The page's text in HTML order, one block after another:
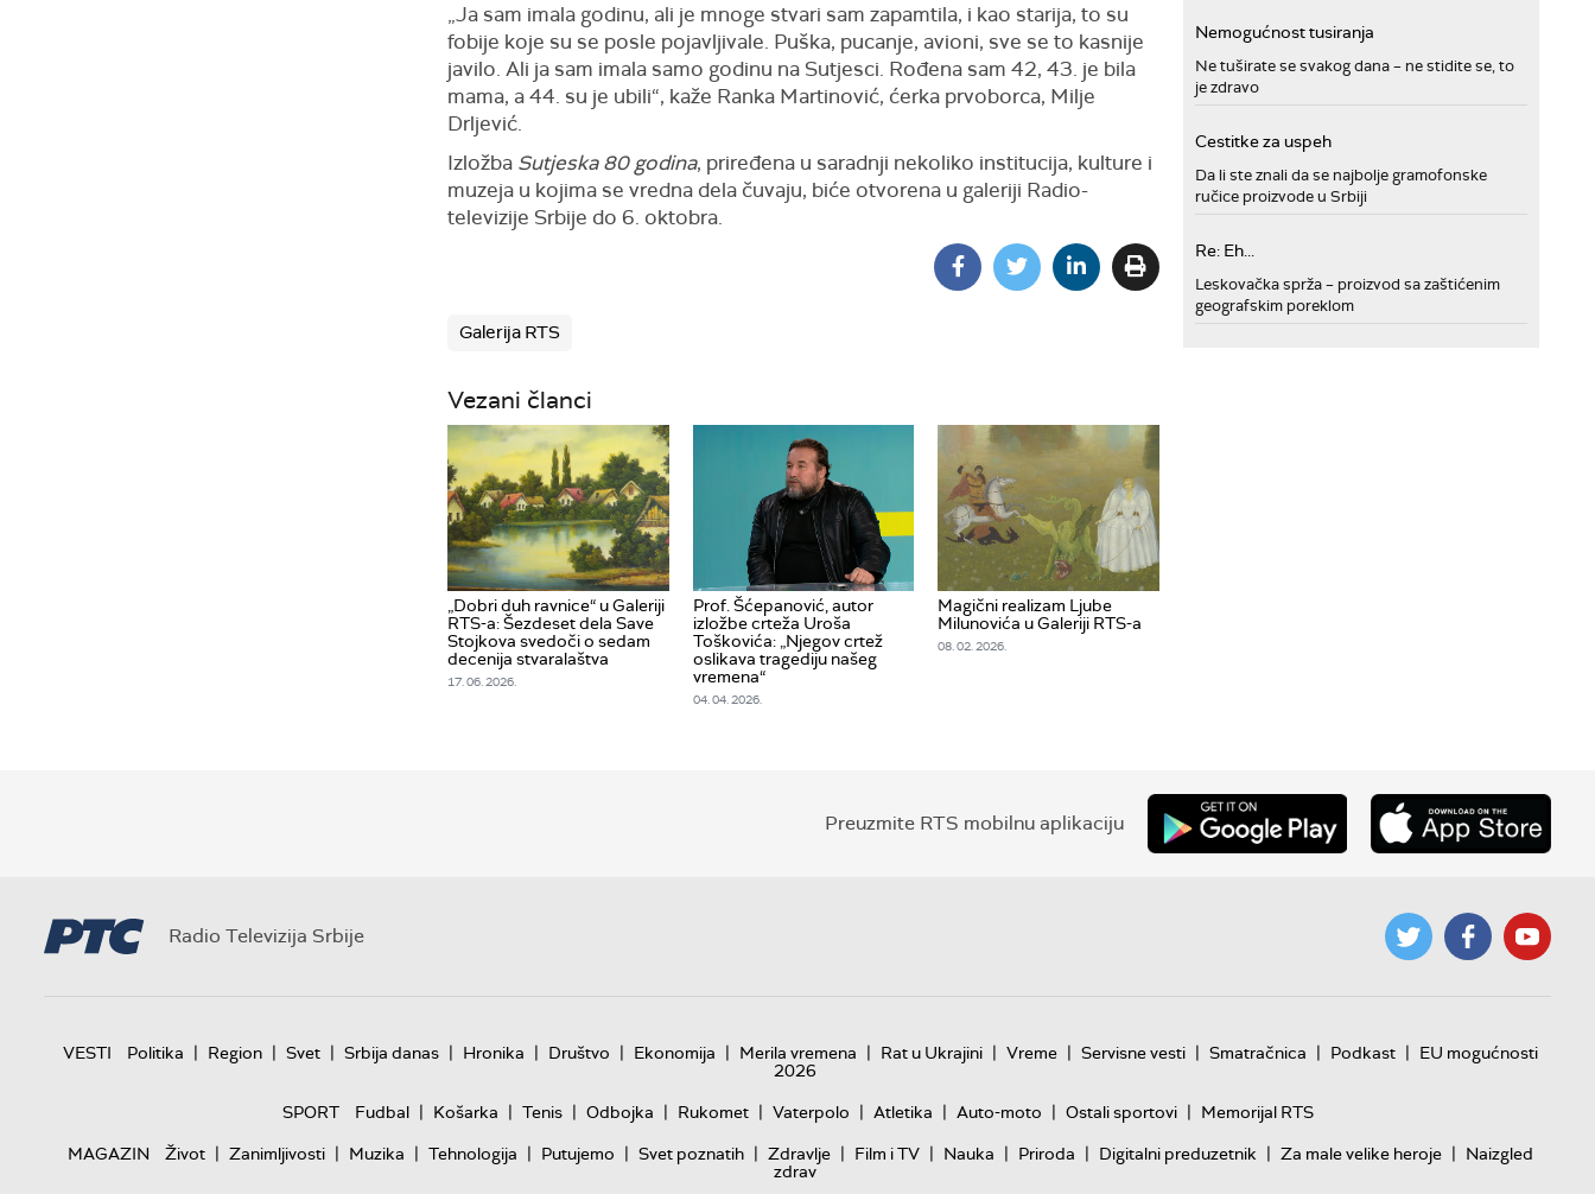
„Ja sam imala godinu, ali je mnoge stvari sam zapamtila, i kao starija, to su
fobije koje su se posle pojavljivale. Puška, pucanje, avioni, sve se to kasnije
javilo. Ali ja sam imala samo godinu na Sutjesci. Rođena sam 42, 43. je bila
mama, a 44. su je ubili“, kaže Ranka Martinović, ćerka prvoborca, Milje
Drljević.
Izložba Sutjeska 80 godina, priređena u saradnji nekoliko institucija, kulture i
muzeja u kojima se vredna dela čuvaju, biće otvorena u galeriji Radio-
televizije Srbije do 6. oktobra.
Galerija RTS
Vezani članci
„Dobri duh ravnice“ u Galeriji
RTS-a: Šezdeset dela Save
Stojkova svedoči o sedam
decenija stvaralaštva
17. 06. 2026.
Prof. Šćepanović, autor
izložbe crteža Uroša
Toškovića: „Njegov crtež
oslikava tragediju našeg
vremena“
04. 04. 2026.
Magični realizam Ljube
Milunovića u Galeriji RTS-a
08. 02. 2026.
Nemogućnost tusiranja
Ne tuširate se svakog dana – ne stidite se, to
je zdravo
Cestitke za uspeh
Da li ste znali da se najbolje gramofonske
ručice proizvode u Srbiji
Re: Eh...
Leskovačka sprža – proizvod sa zaštićenim
geografskim poreklom
Preuzmite RTS mobilnu aplikaciju
Radio Televizija Srbije
VESTI Politika | Region | Svet | Srbija danas | Hronika | Društvo | Ekonomija | Merila vremena | Rat u Ukrajini | Vreme | Servisne vesti | Smatračnica | Podkast | EU mogućnosti
2026
SPORT
Fudbal | Košarka | Tenis | Odbojka | Rukomet | Vaterpolo | Atletika | Auto-moto | Ostali sportovi | Memorijal RTS
MAGAZIN
Život | Zanimljivosti | Muzika | Tehnologija | Putujemo | Svet poznatih | Zdravlje | Film i TV | Nauka | Priroda | Digitalni preduzetnik | Za male velike heroje | Naizgled
zdrav